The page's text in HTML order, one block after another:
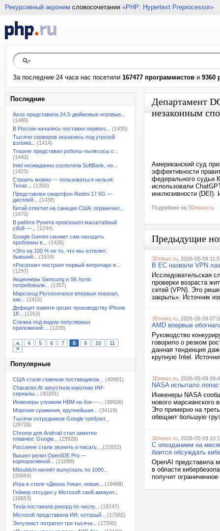
Рекурсивный акроним словосочетания «PHP: Hypertext Preprocessor»
За последние 24 часа нас посетили 167477 программистов и 9360
Последние
Asus представила 24,5-дюймовые игровые...
(1480)
В России начались поставки первого...
(1435)
Тысячи серверов оказались под угрозой
взлома...
(1414)
Trouver представил роботы-пылесосы с...
(1440)
Intel неожиданно озолотила SoftBank, но...
(1423)
Строить можно — пользоваться нельзя:
Техас...
(1350)
Представлен смартфон Redmi 17 5G —
дисплей...
(1438)
Китай ответил на санкции США: ограничил...
(1470)
В работе Рунета произошёл масштабный
сбой —...
(1244)
Google Gemini сможет сам находить
проблемы в...
(1426)
«Это на 100 % не то, что мы хотели»:
бывший...
(1519)
«Росатом» построит первый ветропарк в...
(1297)
Акционеры Samsung и SK hynix
потребовали...
(1357)
Марсоход Perseverance впервые показал,
как...
(1410)
Дефицит памяти грозит производству iPhone
18...
(1263)
Слежка под видом популярных
приложений:...
(1239)
< 4 5 6 7 8 9 10
11
>
Популярные
США стали главным поставщиком...
(40981)
Character.AI запустила короткие ИИ-
сериалы...
(40291)
Инженеры уложили HBM на бок —...
(39926)
Морские сражения, крупнейшая...
(34119)
Тысячи сотрудников Google требуют...
(29728)
Chrome для Android стал заметно
плавнее: Google...
(23928)
Россияне стали звонить и писать...
(22652)
Вышел релиз OpenIDE Pro —
корпоративной...
(21099)
Mitsubishi начнёт выпускать по 1000...
(20664)
Игра в стиле «Джона Уика», новая...
(19498)
Геймер отсудил у Microsoft свой аккаунт...
(18653)
Tesla поставила рекорд по числу...
(18247)
Microsoft представила ИИ, который...
(17982)
Энтузиаст потратил три тысячи...
(17390)
Департамент
незаконным
Американский суд
эффективности
федерального судьи
использовали
инклюзивности (DEI).
Подробнее на 3Dnews.ru
Предыдущие
3Dnews.ru , 2026-05-09
В ЕС назвали VPN
Исследовательская
проверки возраста
сетей (VPN). Это
закрыть». Источник
3Dnews.ru , 2026-05-09
AMD впервые
Руководство
говорило о резком
данная тенденция
крупную Intel.
3Dnews.ru , 2026-05-09
NASA испытало
Инженеры NASA
нового марсианского
Это примерно на
обещает большую
3Dnews.ru , 2026-05-09
С опозданием на
боится обсуждать
OpenAI представила
в области
получит